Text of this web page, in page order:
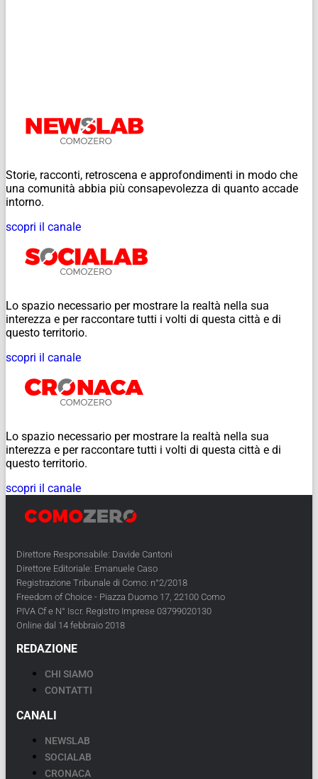
Storie, racconti, retroscena e approfondimenti in modo che
una comunità abbia più consapevolezza di quanto accade
intorno.
scopri il canale
Lo spazio necessario per mostrare la realtà nella sua
interezza e per raccontare tutti i volti di questa città e di
questo territorio.
scopri il canale
Lo spazio necessario per mostrare la realtà nella sua
interezza e per raccontare tutti i volti di questa città e di
questo territorio.
scopri il canale
Direttore Responsabile: Davide Cantoni
Direttore Editoriale: Emanuele Caso
Registrazione Tribunale di Como: n°2/2018
Freedom of Choice - Piazza Duomo 17, 22100 Como
PIVA Cf e N° Iscr. Registro Imprese 03799020130
Online dal 14 febbraio 2018
REDAZIONE
CHI SIAMO
CONTATTI
CANALI
NEWSLAB
SOCIALAB
CRONACA